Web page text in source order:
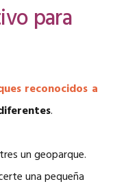
para
reconocidos a
.
un geoparque.
una pequeña